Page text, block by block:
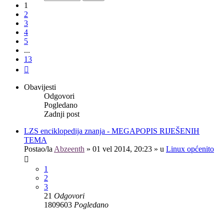
1
2
3
4
5
...
13
Obavijesti
Odgovori
Pogledano
Zadnji post
LZS enciklopedija znanja - MEGAPOPIS RIJEŠENIH
TEMA
Postao/la Abzeenth » 01 vel 2014, 20:23 » u Linux općenito
1
2
3
21 Odgovori
1809603 Pogledano